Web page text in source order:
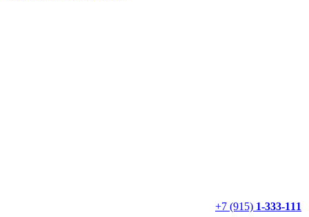
+7 (915) 1-333-111